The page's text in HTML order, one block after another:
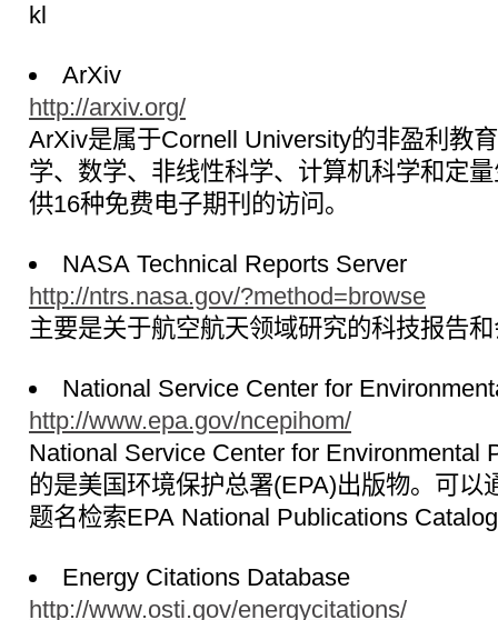
kl
ArXiv
http://arxiv.org/
ArXiv是属于Cornell University的非盈利教
学、数学、非线性科学、计算机科学和定
供16种免费电子期刊的访问。
NASA Technical Reports Server
http://ntrs.nasa.gov/?method=browse
主要是关于航空航天领域研究的科技报告
National Service Center for
http://www.epa.gov/ncepihom/
National Service Center for Environmental
的是美国环境保护总署(EPA)出版物。可以
题名检索EPA National Publications
Energy Citations Database
http://www.osti.gov/energycitations/